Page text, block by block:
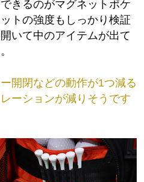
きるのがマグネットポケ
トの強度もしっかり検証
いて中のアイテムが出て
開閉などの動作が1つ減る
ーションが減りそうです